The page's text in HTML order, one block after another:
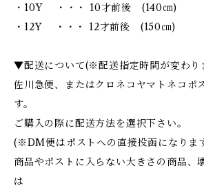
・10Y ・・・ 10才前後 (140㎝)
・12Y ・・・ 12才前後 (150㎝)
▼配送について(※配送指定時間が変わり
佐川急便、またはクロネコヤマトネコポ
す。
ご購入の際に配送方法を選択下さい。
(※DM便はポストへの直接投函になりま
商品やポストに入らない大きさの商品、
は